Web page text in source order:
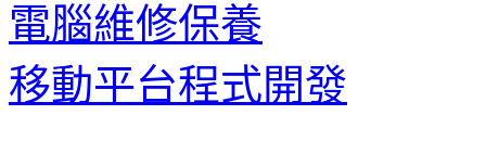
電腦維修保養
移動平台程式開發